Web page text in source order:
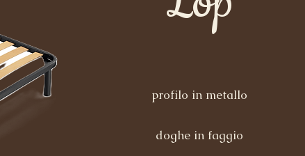
profilo in metallo
doghe in faggio